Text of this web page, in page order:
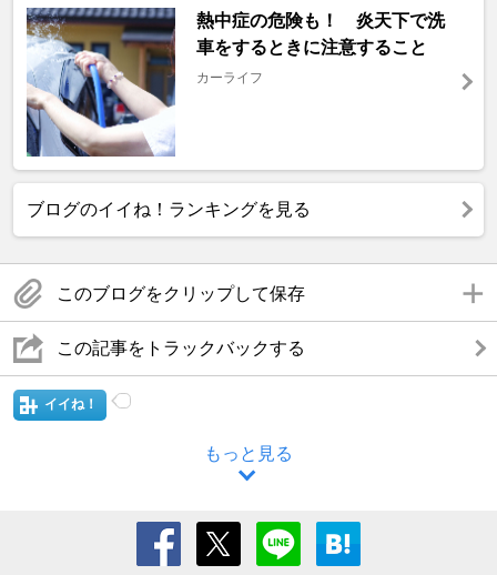
熱中症の危険も！ 炎天下で洗
車をするときに注意すること
カーライフ
ブログのイイね！ランキングを見る
このブログをクリップして保存
この記事をトラックバックする
イイね！
もっと見る